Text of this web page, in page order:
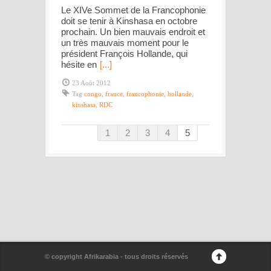
Le XIVe Sommet de la Francophonie
doit se tenir à Kinshasa en octobre
prochain. Un bien mauvais endroit et
un très mauvais moment pour le
président François Hollande, qui
hésite en [...]
23 Août 2012
Tag congo france francophonie hollande
kinshasa RDC
1 2 3 4 5
© copyright Afrikarabia - tous droits réservés